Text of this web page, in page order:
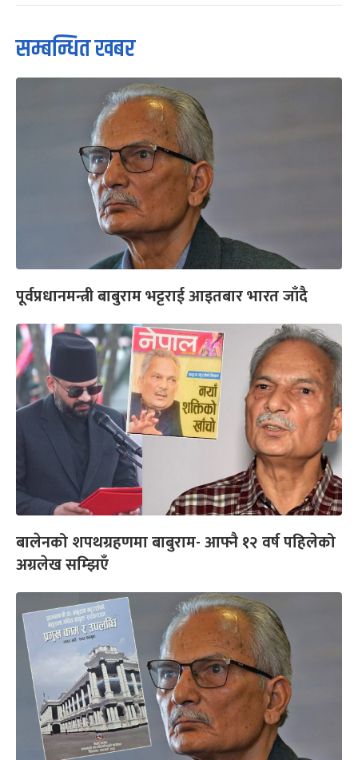
सम्बन्धित खबर
पूर्वप्रधानमन्त्री बाबुराम भट्टराई आइतबार भारत जाँदै
बालेनको शपथग्रहणमा बाबुराम- आफ्नै १२ वर्ष पहिलेको
अग्रलेख सम्झिएँ